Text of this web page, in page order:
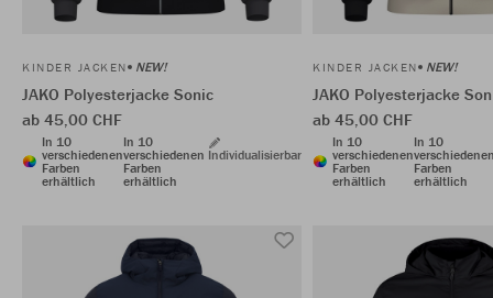
KINDER JACKEN NEW!
JAKO Polyesterjacke Sonic
ab 45,00 CHF
In 10
verschiedenen
Farben
erhältlich
In 10
verschiedenen
Farben
erhältlich
Individualisierbar
KINDER JACKEN NEW!
JAKO Polyesterjacke
ab 45,00 CHF
In 10
verschiedenen
Farben
erhältlich
In 10
Farben
erhältlich